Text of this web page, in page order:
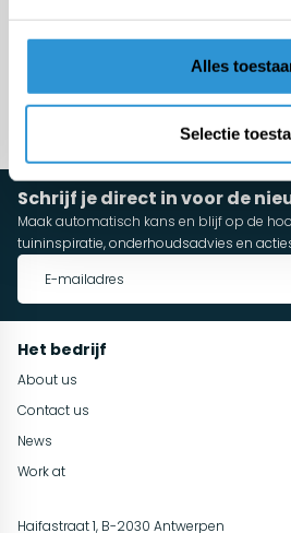
Alles
Selectie
Fasteners &
Meer
Schrijf je direct in voor de
Maak automatisch kans en blijf op de
tuininspiratie, onderhoudsadvies en
Het bedrijf
About us
Contact us
News
Work at
Haifastraat 1, B-2030 Antwerpen